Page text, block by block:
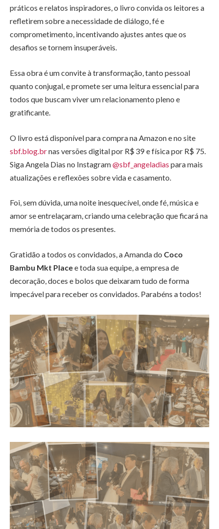
práticos e relatos inspiradores, o livro convida os leitores a
refletirem sobre a necessidade de diálogo, fé e
comprometimento, incentivando ajustes antes que os
desafios se tornem insuperáveis.
Essa obra é um convite à transformação, tanto pessoal
quanto conjugal, e promete ser uma leitura essencial para
todos que buscam viver um relacionamento pleno e
gratificante.
O livro está disponível para compra na Amazon e no site
sbf.blog.brnas versões digital por R$ 39 e física por R$ 75.
Siga Angela Dias no Instagram@sbf_angeladias para mais
atualizações e reflexões sobre vida e casamento.
Foi, sem dúvida, uma noite inesquecível, onde fé, música e
amor se entrelaçaram, criando uma celebração que ficará na
memória de todos os presentes.
Gratidão a todos os convidados, a Amanda do Coco
Bambu Mkt Placee toda sua equipe, a empresa de
decoração, doces e bolos que deixaram tudo de forma
impecável para receber os convidados. Parabéns a todos!